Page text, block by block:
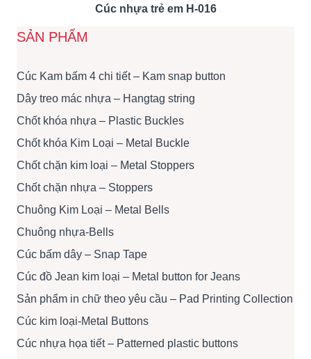
Cúc nhựa trẻ em H-016
SẢN PHẨM
Cúc Kam bấm 4 chi tiết – Kam snap button
Dây treo mác nhựa – Hangtag string
Chốt khóa nhựa – Plastic Buckles
Chốt khóa Kim Loại – Metal Buckle
Chốt chặn kim loại – Metal Stoppers
Chốt chặn nhựa – Stoppers
Chuông Kim Loại – Metal Bells
Chuông nhựa-Bells
Cúc bấm dây – Snap Tape
Cúc đồ Jean kim loại – Metal button for Jeans
Sản phẩm in chữ theo yêu cầu – Pad Printing Collection
Cúc kim loại-Metal Buttons
Cúc nhựa họa tiết – Patterned plastic buttons